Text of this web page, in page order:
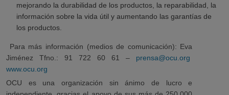
mejorando la durabilidad de los productos, la reparabilidad, la
información sobre la vida útil y aumentando las garantías de
los productos.
Para más información (medios de comunicación): Eva
Jiménez Tfno.: 91 722 60 61 – prensa@ocu.org
www.ocu.org
OCU es una organización sin ánimo de lucro e